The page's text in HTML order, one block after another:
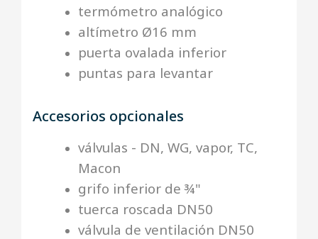
termómetro analógico
altímetro Ø16 mm
puerta ovalada inferior
puntas para levantar
Accesorios opcionales
válvulas - DN, WG, vapor, TC,
Macon
grifo inferior de ¾"
tuerca roscada DN50
válvula de ventilación DN50